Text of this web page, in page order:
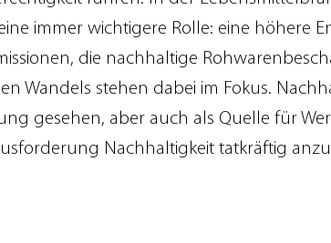
immer wichtigere Rolle: eine höhere
die nachhaltige
Wandels stehen dabei im Fokus.
gesehen, aber auch als Quelle für
Nachhaltigkeit tatkräftig